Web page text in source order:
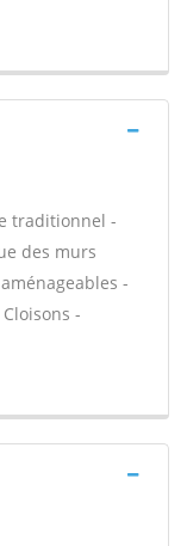
traditionnel -
des murs
-
-